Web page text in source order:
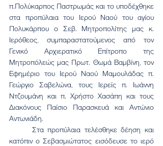
π.Πολύκαρπος Παστρωμάς και το υποδέχθηκε
στα προπύλαια του Ιερού Ναού του αγίου
Πολυκάρπου ο Σεβ. Μητροπολίτης μας κ.
Ιερόθεος, συμπαραστατούμενος από τον
Γενικό Αρχιερατικό Επίτροπο της
Μητροπόλεώς μας Πρωτ. Θωμά Βαμβίνη, τον
Εφημέριο του Ιερού Ναού Μαμουλάδας π.
Γεώργιο Σαβελώνα, τους Ιερείς π. Ιωάννη
Ντζουμάνη και π. Χρήστο Χασάπη και τους
Διακόνους Παίσιο Παρασκευά και Αντώνιο
Αντωνιάδη.
κατόπιν ο Σεβασμιώτατος εισόδευσε το ιερό